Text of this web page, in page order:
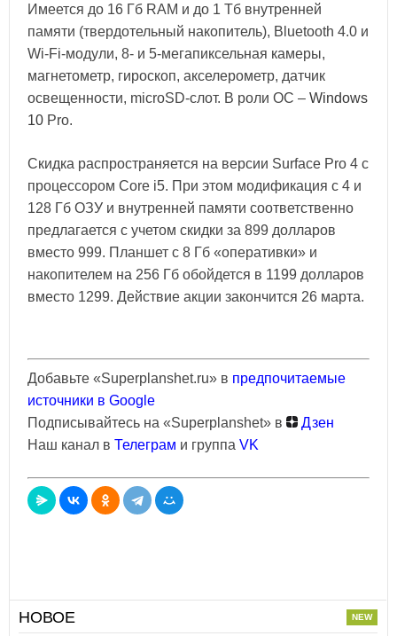
Имеется до 16 Гб RAM и до 1 Тб внутренней
памяти (твердотельный накопитель), Bluetooth 4.0 и
Wi-Fi-модули, 8- и 5-мегапиксельная камеры,
магнетометр, гироскоп, акселерометр, датчик
освещенности, microSD-слот. В роли ОС – Windows
10 Pro.
Скидка распространяется на версии Surface Pro 4 с
процессором Core i5. При этом модификация с 4 и
128 Гб ОЗУ и внутренней памяти соответственно
предлагается с учетом скидки за 899 долларов
вместо 999. Планшет с 8 Гб «оперативки» и
накопителем на 256 Гб обойдется в 1199 долларов
вместо 1299. Действие акции закончится 26 марта.
Добавьте «Superplanshet.ru» в предпочитаемые
источники в Google
Подписывайтесь на «Superplanshet» в
Дзен
Наш канал в Телеграм и группа VK
НОВОЕ